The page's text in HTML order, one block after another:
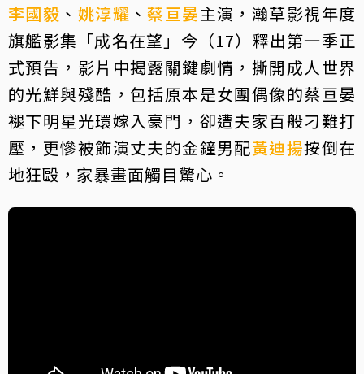
李國毅 、 姚淳耀 、蔡亘晏主演，瀚草影視年度
旗艦影集「成名在望」今（17）釋出第一季正
式預告，影片中揭露關鍵劇情，撕開成人世界
的光鮮與殘酷，包括原本是女團偶像的蔡亘晏
褪下明星光環嫁入豪門，卻遭夫家百般刁難打
壓，更慘被飾演丈夫的金鐘男配黃迪揚按倒在
地狂毆，家暴畫面觸目驚心。